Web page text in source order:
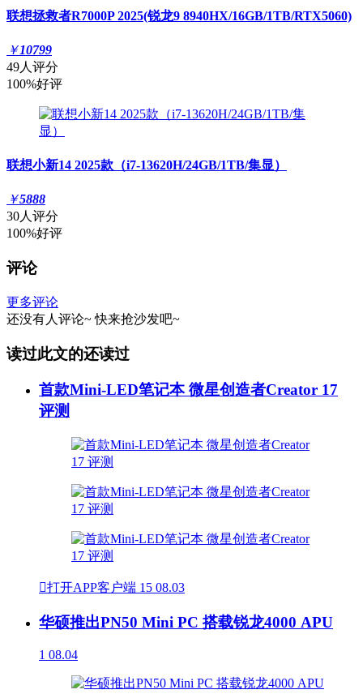
联想拯救者R7000P 2025(锐龙9 8940HX/16GB/1TB/RTX5060)
￥10799
49人评分
100%好评
联想小新14 2025款（i7-13620H/24GB/1TB/集显）
￥5888
30人评分
100%好评
评论
更多评论
还没有人评论~ 快来抢沙发吧~
读过此文的还读过
首款Mini-LED笔记本 微星创造者Creator 17
评测
打开APP客户端 15 08.03
华硕推出PN50 Mini PC 搭载锐龙4000 APU
1 08.04